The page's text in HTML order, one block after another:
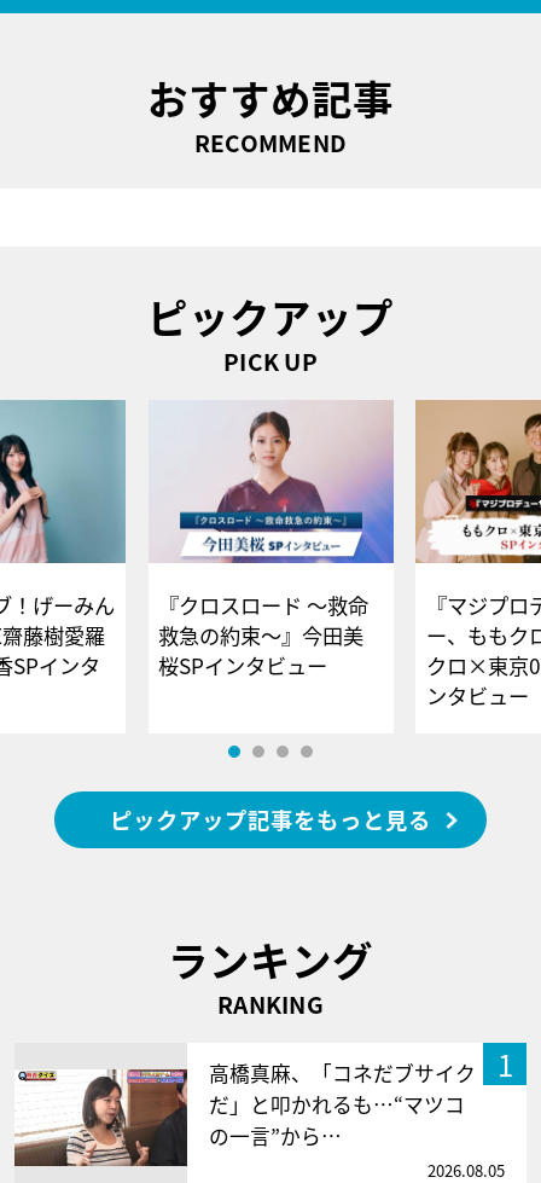
おすすめ記事
RECOMMEND
ピックアップ
PICK UP
！げーみん
藤樹愛羅
SPインタ
『クロスロード ～救命
救急の約束～』今田美
桜SPインタビュー
『マジプロ
ー、ももク
クロ×東京
ンタビュー
ピックアップ記事をもっと見る
ランキング
RANKING
1
高橋真麻、「コネだブサイク
だ」と叩かれるも…“マツコ
の一言”から…
2026.08.05